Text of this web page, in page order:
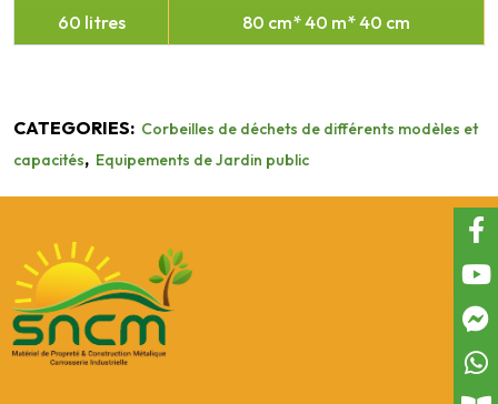
60 litres 80 cm* 40 m* 40 cm
CATEGORIES: Corbeilles de déchets de différents modèles et
capacités, Equipements de Jardin public